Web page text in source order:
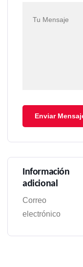
Correo
electrónico